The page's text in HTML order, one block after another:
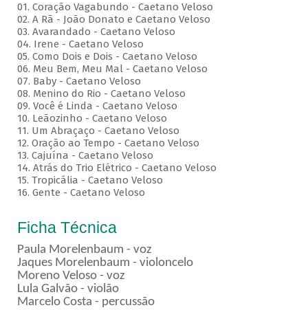
01. Coração Vagabundo - Caetano Veloso
02. A Rã - João Donato e Caetano Veloso
03. Avarandado - Caetano Veloso
04. Irene - Caetano Veloso
05. Como Dois e Dois - Caetano Veloso
06. Meu Bem, Meu Mal - Caetano Veloso
07. Baby - Caetano Veloso
08. Menino do Rio - Caetano Veloso
09. Você é Linda - Caetano Veloso
10. Leãozinho - Caetano Veloso
11. Um Abraçaço - Caetano Veloso
12. Oração ao Tempo - Caetano Veloso
13. Cajuína - Caetano Veloso
14. Atrás do Trio Elétrico - Caetano Veloso
15. Tropicália - Caetano Veloso
16. Gente - Caetano Veloso
Ficha Técnica
Paula Morelenbaum - voz
Jaques Morelenbaum - violoncelo
Moreno Veloso - voz
Lula Galvão - violão
Marcelo Costa - percussão